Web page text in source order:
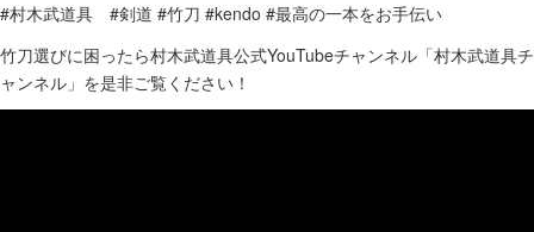
#村木武道具 #剣道 #竹刀 #kendo #最高の一本をお手伝い
竹刀選びに困ったら村木武道具公式YouTubeチャンネル「村木武道具チ
ャンネル」を是非ご覧ください！